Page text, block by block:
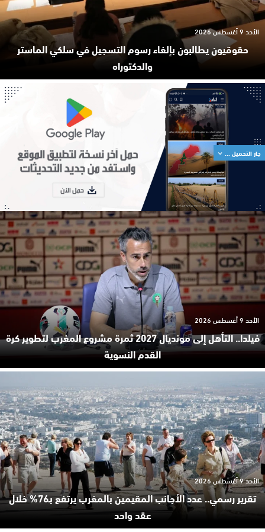
حقوقيون يطالبون بإلغاء رسوم التسجيل في سلكي الماستر
والدكتوراه
الأحد 9 أغسطس 2026
فيلدا.. التأهل إلى مونديال 2027 ثمرة مشروع المغرب لتطوير كرة
القدم النسوية
الأحد 9 أغسطس 2026
تقرير رسمي.. عدد الأجانب المقيمين بالمغرب يرتفع بـ76% خلال
عقد واحد
الأحد 9 أغسطس 2026
جار التحميل ...